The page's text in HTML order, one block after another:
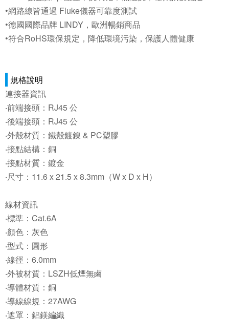
•網路線皆通過 Fluke儀器可靠度測試
•德國國際品牌 LINDY，歐洲暢銷商品
•符合RoHS環保規定，降低環境污染，保護人體健康
規格說明
連接器資訊
‧前端接頭：RJ45 公
‧後端接頭：RJ45 公
‧外殼材質：鐵殼鍍鎳 & PC塑膠
‧接點結構：銅
‧接點材質：鍍金
‧尺寸：11.6 x 21.5 x 8.3mm（W x D x H）
線材資訊
‧標準：Cat.6A
‧顏色：灰色
‧型式：圓形
‧線徑：6.0mm
‧外被材質：LSZH低煙無鹵
‧導體材質：銅
‧導線線規：27AWG
‧遮罩：鋁鎂編織